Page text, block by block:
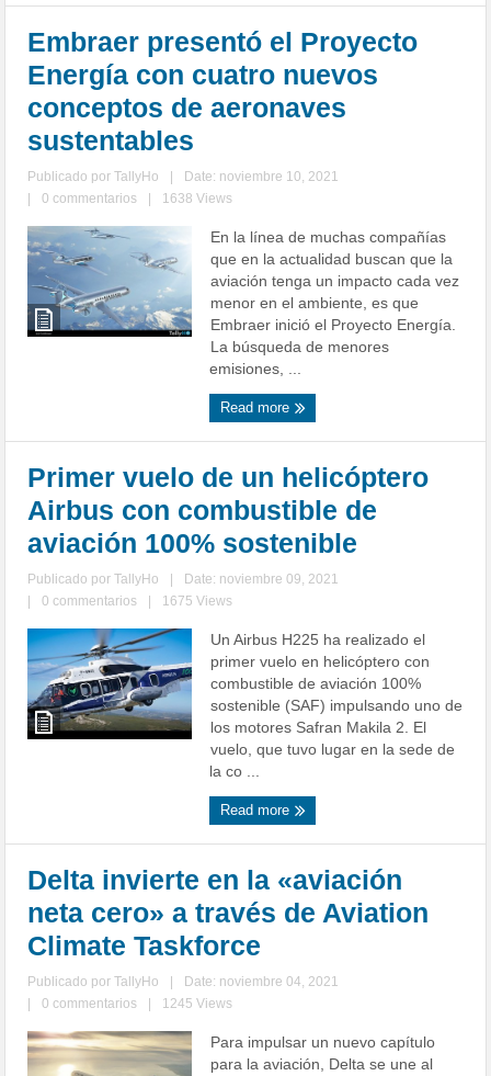
Embraer presentó el Proyecto
Energía con cuatro nuevos
conceptos de aeronaves
sustentables
Publicado porTallyHo
Date: noviembre 10, 2021
0 commentarios 1638 Views
En la línea de muchas compañías
que en la actualidad buscan que la
aviación tenga un impacto cada vez
menor en el ambiente, es que
Embraer inició el Proyecto Energía.
La búsqueda de menores
emisiones, ...
Read more
Primer vuelo de un helicóptero
Airbus con combustible de
aviación 100% sostenible
Publicado porTallyHo
Date: noviembre 09, 2021
0 commentarios 1675 Views
Un Airbus H225 ha realizado el
primer vuelo en helicóptero con
combustible de aviación 100%
sostenible (SAF) impulsando uno de
los motores Safran Makila 2. El
vuelo, que tuvo lugar en la sede de
la co ...
Read more
Delta invierte en la «aviación
neta cero» a través de Aviation
Climate Taskforce
Publicado porTallyHo
Date: noviembre 04, 2021
0 commentarios 1245 Views
Para impulsar un nuevo capítulo
para la aviación, Delta se une al